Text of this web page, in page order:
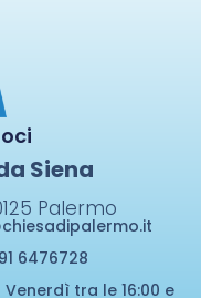
Siena
Palermo
6476728
tra le 16:00 e